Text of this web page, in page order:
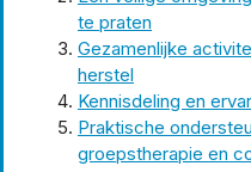
te praten
Gezamenlijke
herstel
Kennisdeling en
Praktische
groepstherapie en